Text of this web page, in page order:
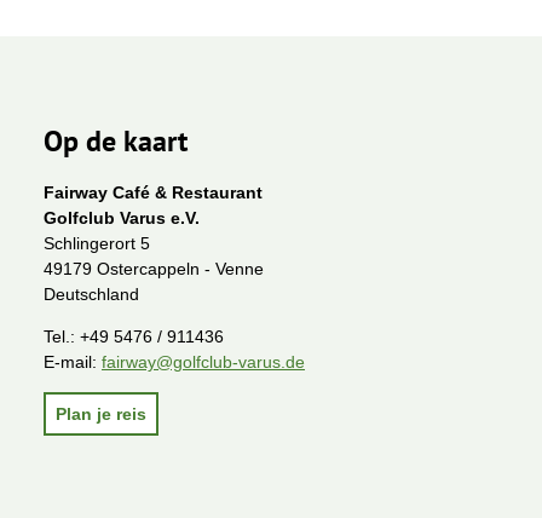
Op de kaart
Fairway Café & Restaurant
Golfclub Varus e.V.
Schlingerort 5
49179 Ostercappeln - Venne
Deutschland
Tel.: +49 5476 / 911436
E-mail: fairway@golfclub-varus.de
Plan je reis